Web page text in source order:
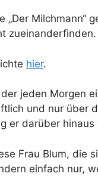
„Der Milchmann“
zueinanderfinden.
hier.
jeden Morgen
und nur über
er darüber hinaus
Frau Blum, die
einfach nur,